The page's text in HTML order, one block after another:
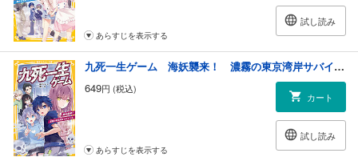
試し読み
あらすじを表示する
九死一生ゲーム 海妖襲来！ 濃霧の東京湾岸サバイバル
649円 (税込)
カート
試し読み
あらすじを表示する